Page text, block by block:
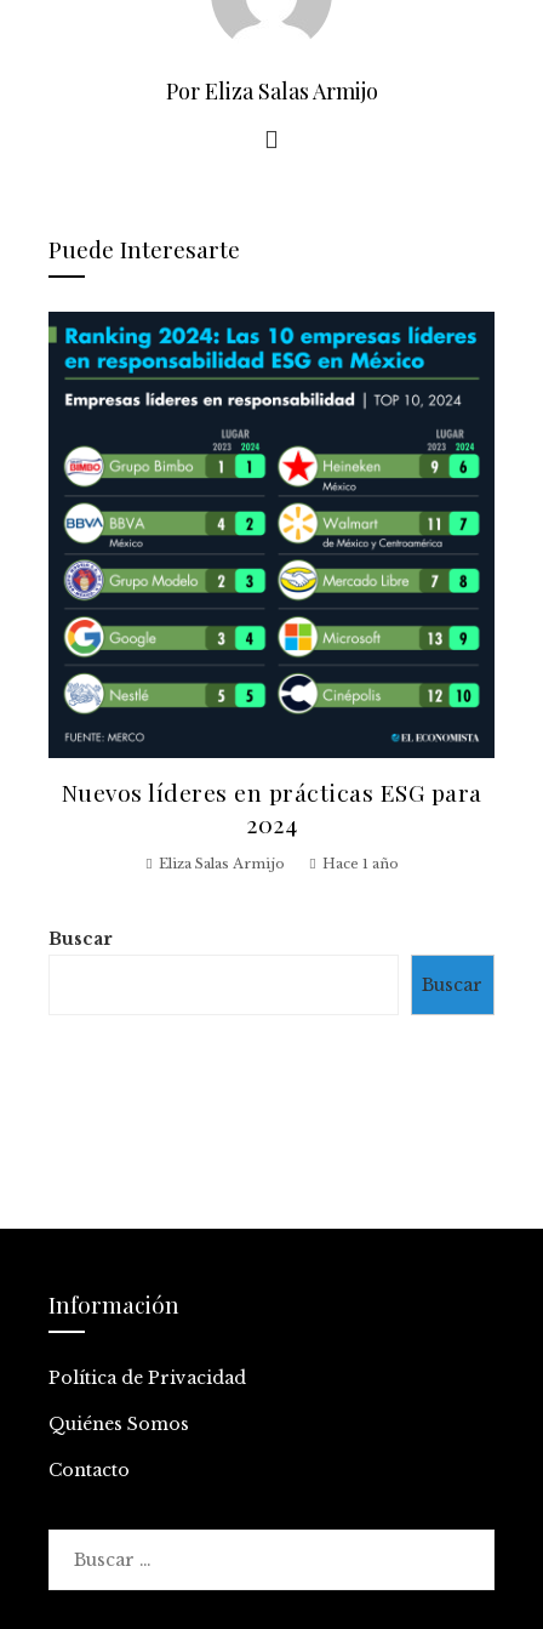
Por Eliza Salas Armijo
Puede Interesarte
Nuevos líderes en prácticas ESG para
2024
Eliza Salas Armijo Hace 1 año
Buscar
Buscar
Información
Política de Privacidad
Quiénes Somos
Contacto